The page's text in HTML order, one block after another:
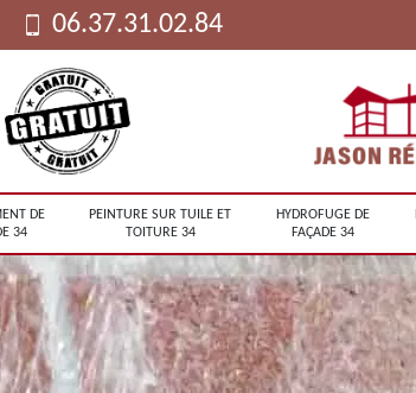
06.37.31.02.84
DE
34
PEINTURE SUR TUILE ET
TOITURE 34
HYDROFUGE DE
FAÇADE 34